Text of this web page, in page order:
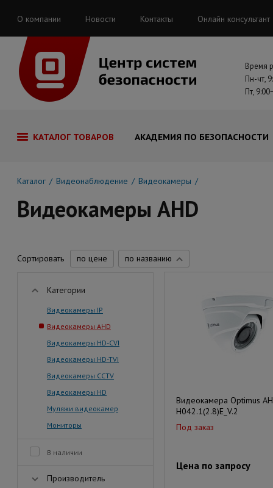
О компании Новости Контакты Онлайн консультант
Время
Пн-чт,
Пт,
КАТАЛОГ ТОВАРОВ АКАДЕМИЯ ПО БЕЗОПАСНОСТИ
Каталог Видеонаблюдение Видеокамеры
Видеокамеры AHD
Сортировать по цене по названию
Категории
Видеокамеры IP
Видеокамеры AHD
Видеокамеры HD-CVI
Видеокамеры HD-TVI
Видеокамеры CCTV
Видеокамеры HD
Муляжи видеокамер
Мониторы
В наличии
Производитель
Видеокамера Optimus
H042.1(2.8)E_V.2
Под заказ
Цена по запросу